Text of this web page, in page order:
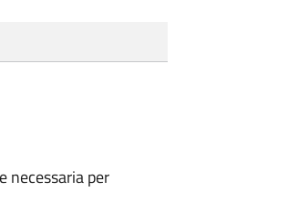
necessaria per